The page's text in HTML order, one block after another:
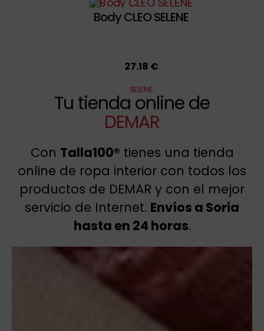
Body CLEO SELENE
27.18 €
SELENE
Tu tienda online de
DEMAR
Con Talla100® tienes una tienda
online de ropa interior con todos los
productos de DEMAR y con el mejor
servicio de Internet. Envíos a Soria
hasta en 24 horas.